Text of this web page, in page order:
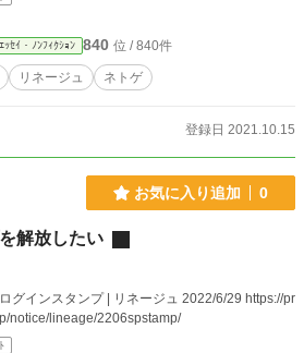
ｴｯｾｲ・ﾉﾝﾌｨｸｼｮﾝ 840 位 / 840件
リネージュ ネトゲ
登録日 2021.10.15
お気に入り追加 0
解放したい
グインスタンプ | リネージュ 2022/6/29 https://pr
notice/lineage/2206spstamp/